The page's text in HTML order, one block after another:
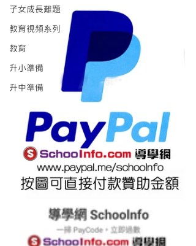
子女成長難題
教育視頻系列
教育
升小準備
升中準備